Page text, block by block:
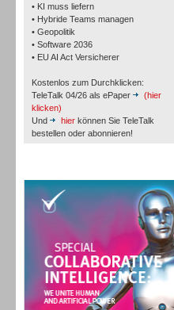
• KI muss liefern
• Hybride Teams managen
• Geopolitik
• Software 2036
• EU AI Act Versicherer
Kostenlos zum Durchklicken:
TeleTalk 04/26 als ePaper
(hier
klicken)
Und
hier können Sie TeleTalk
bestellen oder abonnieren!
Workforce-Management
Personal